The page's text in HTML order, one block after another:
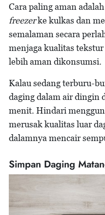
Cara paling aman
freezerke kulkas dan
semalaman secara
menjaga kualitas
lebih aman dikonsumsi.
Kalau sedang terburu-
daging dalam air dingin
menit. Hindari
merusak kualitas luar
dalamnya mencair
Simpan Daging